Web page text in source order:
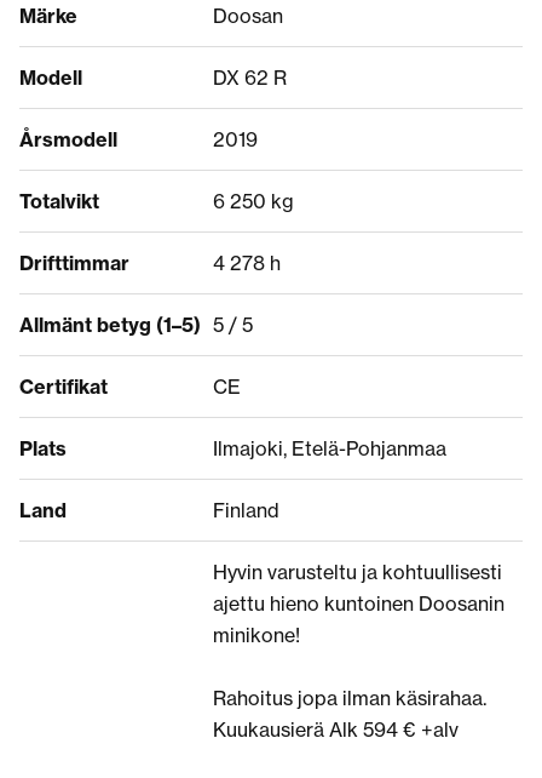
Märke Doosan
Modell DX 62 R
Årsmodell 2019
Totalvikt 6 250 kg
Drifttimmar 4 278 h
Allmänt betyg (1–5) 5 / 5
Certifikat CE
Plats Ilmajoki, Etelä-Pohjanmaa
Land Finland
Hyvin varusteltu ja kohtuullisesti
ajettu hieno kuntoinen Doosanin
minikone!
Rahoitus jopa ilman käsirahaa.
Kuukausierä Alk 594 € +alv